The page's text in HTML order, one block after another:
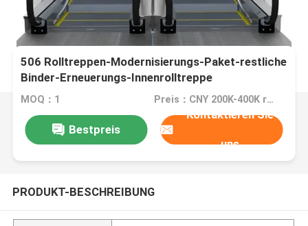
506 Rolltreppen-Modernisierungs-Paket-restliche
Binder-Erneuerungs-Innenrolltreppe
MOQ：1 Preis：CNY 200K-400K rise(3m-6m), FOB
Bestpreis
Kontaktieren Sie
uns
PRODUKT-BESCHREIBUNG